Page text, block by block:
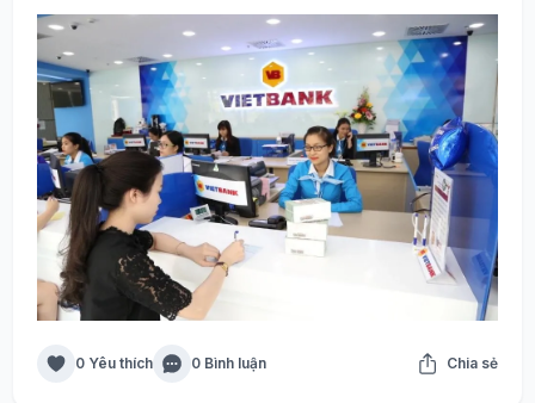
0 Yêu thích 0 Bình luận Chia sẻ